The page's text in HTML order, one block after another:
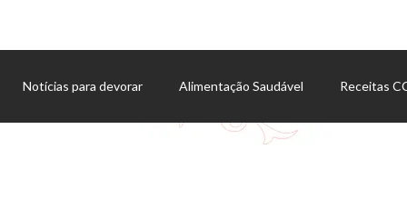
Notícias para devorar Alimentação Saudável Receitas